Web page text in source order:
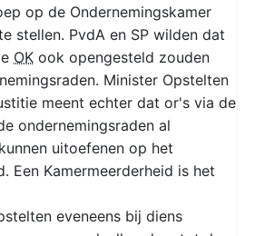
op de Ondernemingskamer
stellen. PvdA en SP wilden dat
OK ook opengesteld zouden
Minister Opstelten
meent echter dat or's via de
ondernemingsraden al
uitoefenen op het
Een Kamermeerderheid is het
eveneens bij diens